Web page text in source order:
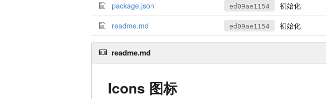
package.json
ed09ae1154 初始化
readme.md
ed09ae1154 初始化
readme.md
Icons 图标